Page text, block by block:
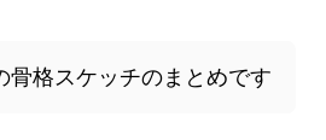
骨格スケッチのまとめです